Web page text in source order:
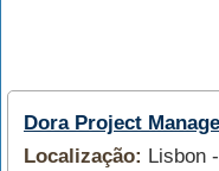
Dora Project
Localização: Lisbon